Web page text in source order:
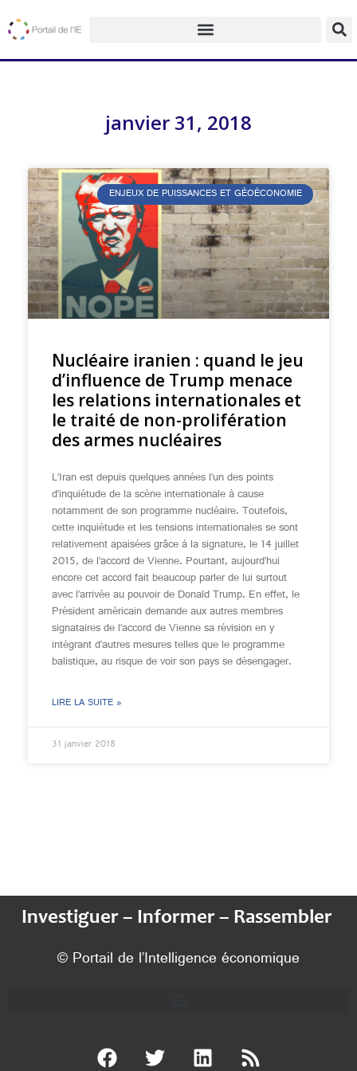
janvier 31, 2018
ENJEUX DE PUISSANCES ET GÉOÉCONOMIE
Nucléaire iranien : quand le jeu
d’influence de Trump menace
les relations internationales et
le traité de non-prolifération
des armes nucléaires
L’Iran est depuis quelques années l’un des points
d’inquiétude de la scène internationale à cause
notamment de son programme nucléaire. Toutefois,
cette inquiétude et les tensions internationales se sont
relativement apaisées grâce à la signature, le 14 juillet
2015, de l’accord de Vienne. Pourtant, aujourd’hui
encore cet accord fait beaucoup parler de lui surtout
avec l’arrivée au pouvoir de Donald Trump. En effet, le
Président américain demande aux autres membres
signataires de l’accord de Vienne sa révision en y
intégrant d’autres mesures telles que le programme
balistique, au risque de voir son pays se désengager.
LIRE LA SUITE »
31 janvier 2018
Investiguer – Informer – Rassembler
© Portail de l’Intelligence économique